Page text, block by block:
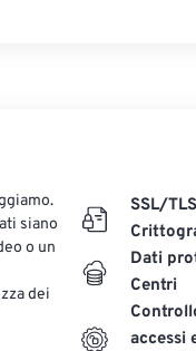
siano
o un
dei
SSL/TLS
Dati
Centri
accessi